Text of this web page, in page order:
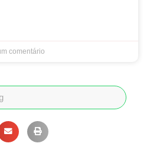
comentário